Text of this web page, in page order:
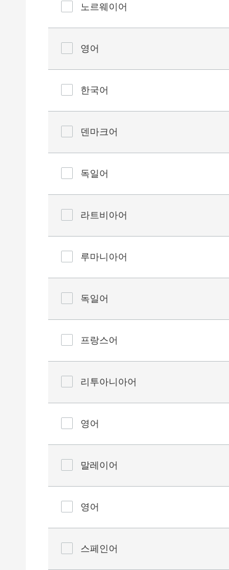
노르웨이어
영어
한국어
덴마크어
독일어
라트비아어
루마니아어
독일어
프랑스어
리투아니아어
영어
말레이어
영어
스페인어